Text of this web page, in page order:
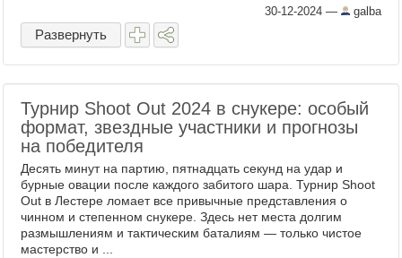
30-12-2024 — galba
Развернуть
Турнир Shoot Out 2024 в снукере: особый
формат, звездные участники и прогнозы
на победителя
Десять минут на партию, пятнадцать секунд на удар и
бурные овации после каждого забитого шара. Турнир Shoot
Out в Лестере ломает все привычные представления о
чинном и степенном снукере. Здесь нет места долгим
размышлениям и тактическим баталиям — только чистое
мастерство и ...